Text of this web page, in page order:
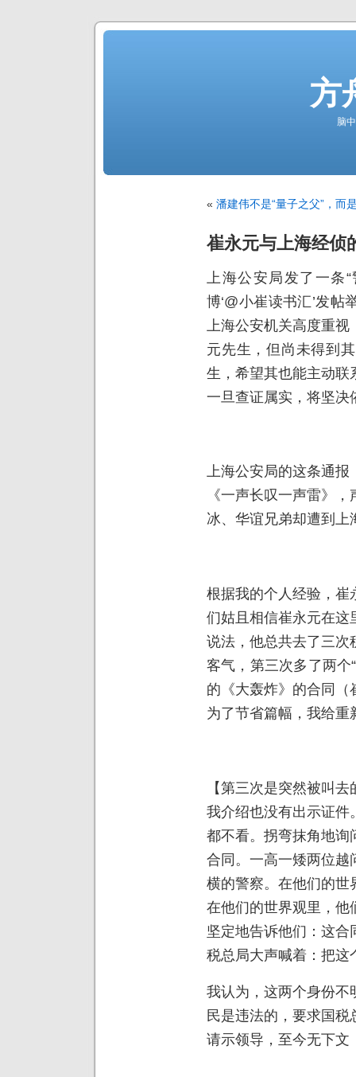
方
脑
« 潘建伟不是“量子之父”，而
崔永元与上海经侦
上海公安局发了一条
博‘@小崔读书汇’发
上海公安机关高度重
元先生，但尚未得到
生，希望其也能主动联
一旦查证属实，将坚决
上海公安局的这条通报
《一声长叹一声雷》
冰、华谊兄弟却遭到上
根据我的个人经验，崔
们姑且相信崔永元在这
说法，他总共去了三次
客气，第三次多了两个
的《大轰炸》的合同
为了节省篇幅，我给重
【第三次是突然被叫
我介绍也没有出示证件
都不看。拐弯抹角地询
合同。一高一矮两位越
横的警察。在他们的世
在他们的世界观里，他
坚定地告诉他们：这
税总局大声喊着：把这
我认为，这两个身份不
民是违法的，要求国
请示领导，至今无下文